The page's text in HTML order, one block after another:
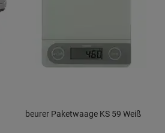
beurer Paketwaage KS 59 Weiß